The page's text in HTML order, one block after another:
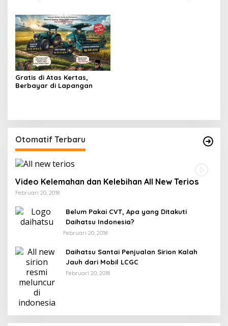
Gratis di Atas Kertas,
Berbayar di Lapangan
Otomatif Terbaru
Video Kelemahan dan Kelebihan All New Terios
Februari 20, 2018
Belum Pakai CVT, Apa yang Ditakuti
Daihatsu Indonesia?
Februari 20, 2018
Daihatsu Santai Penjualan Sirion Kalah
Jauh dari Mobil LCGC
Februari 20, 2018